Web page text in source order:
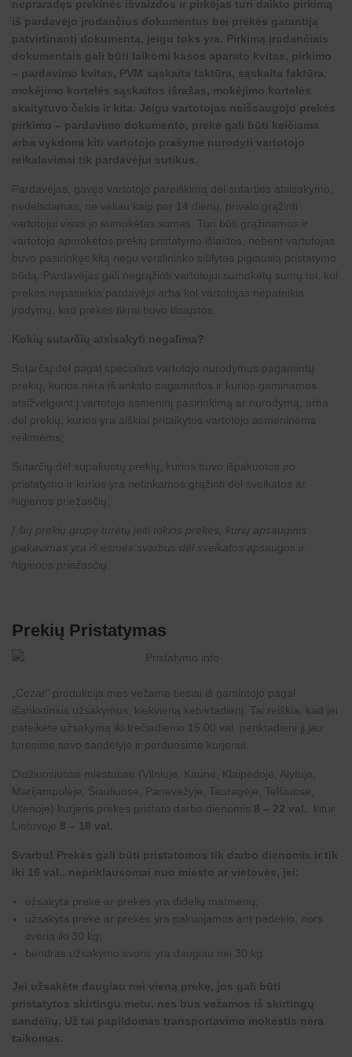
nepraradęs prekinės išvaizdos ir pirkėjas turi daikto pirkimą
iš pardavėjo įrodančius dokumentus bei prekės garantiją
patvirtinantį dokumentą, jeigu toks yra. Pirkimą įrodančiais
dokumentais gali būti laikomi kasos aparato kvitas, pirkimo
– pardavimo kvitas, PVM sąskaita faktūra, sąskaita faktūra,
mokėjimo kortelės sąskaitos išrašas, mokėjimo kortelės
skaitytuvo čekis ir kita. Jeigu vartotojas neišsaugojo prekės
pirkimo – pardavimo dokumento, prekė gali būti keičiama
arba vykdomi kiti vartotojo prašyme nurodyti vartotojo
reikalavimai tik pardavėjui sutikus.
Pardavėjas, gavęs vartotojo pareiškimą dėl sutarties atsisakymo,
nedelsdamas, ne vėliau kaip per 14 dienų, privalo grąžinti
vartotojui visas jo sumokėtas sumas. Turi būti grąžinamos ir
vartotojo apmokėtos prekių pristatymo išlaidos, nebent vartotojas
buvo pasirinkęs kitą negu verslininko siūlytas pigiausią pristatymo
būdą. Pardavėjas gali negrąžinti vartotojui sumokėtų sumų tol, kol
prekės nepasiekia pardavėjo arba kol vartotojas nepateikia
įrodymų, kad prekės tikrai buvo išsiųstos.
Kokių sutarčių atsisakyti negalima?
Sutarčių dėl pagal specialius vartotojo nurodymus pagamintų
prekių, kurios nėra iš anksto pagamintos ir kurios gaminamos
atsižvelgiant į vartotojo asmeninį pasirinkimą ar nurodymą, arba
dėl prekių, kurios yra aiškiai pritaikytos vartotojo asmeninėms
reikmėms;
Sutarčių dėl supakuotų prekių, kurios buvo išpakuotos po
pristatymo ir kurios yra netinkamos grąžinti dėl sveikatos ar
higienos priežasčių;
Į šių prekių grupę turėtų įeiti tokios prekės, kurių apsauginis
įpakavimas yra iš esmės svarbus dėl sveikatos apsaugos ir
higienos priežasčių.
Prekių Pristatymas
„Cezar “ produkcija mes vežame tiesiai iš gamintojo pagal
išankstinius užsakymus, kiekvieną ketvirtadienį. Tai reiškia, kad jei
pateikėte užsakymą iki trečiadienio 15.00 val. penktadieni jį jau
turėsime savo sandėlyje ir perduosime kurjeriui.
Didžiuosiuose miestuose (Vilniuje, Kaune, Klaipėdoje, Alytuje,
Marijampolėje, Šiauliuose, Panevėžyje, Tauragėje, Telšiuose,
Utenoje) kurjeris prekes pristato darbo dienomis 8 – 22 val. , kitur
Lietuvoje 8 – 18 val.
Svarbu! Prekės gali būti pristatomos tik darbo dienomis ir tik
iki 16 val., nepriklausomai nuo miesto ar vietovės, jei:
užsakyta prekė ar prekės yra didelių matmenų;
užsakyta prekė ar prekės yra pakuojamos ant padėklo, nors
sveria iki 30 kg;
bendras užsakymo svoris yra daugiau nei 30 kg.
Jei užsakėte daugiau nei vieną prekę, jos gali būti
pristatytos skirtingu metu, nes bus vežamos iš skirtingų
sandėlių. Už tai papildomas transportavimo mokestis nėra
taikomas.